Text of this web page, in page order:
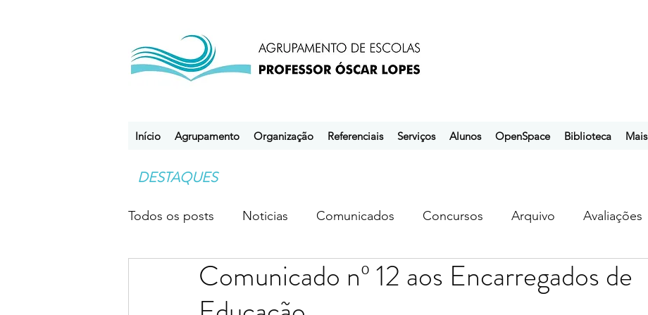
Início Agrupamento Organização Referenciais Serviços Alunos OpenSpace Biblioteca Mais
DESTAQUES
Todos os posts Noticias Comunicados Concursos Arquivo Avaliações
Desporto Escolar Clubes ebem ebpol ubuntu
Comunicado nº 12 aos Encarregados de